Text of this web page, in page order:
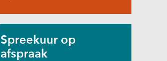
Spreekuur op
afspraak